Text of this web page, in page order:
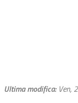
Ultima modifica Ven,